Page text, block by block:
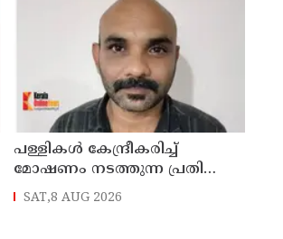
പള്ളികള്‍ കേന്ദ്രീകരിച്ച്
മോഷണം നടത്തുന്ന പ്രതി
പിടിയില്‍
SAT,8 AUG 2026